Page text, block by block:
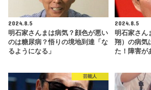
2024.8.5
明石家さんまは病気？顔色が悪い
のは糖尿病？悟りの境地到達「な
るようになる」
2024.8.5
明石家さん
翔）の病気
た！障害が
芸能人